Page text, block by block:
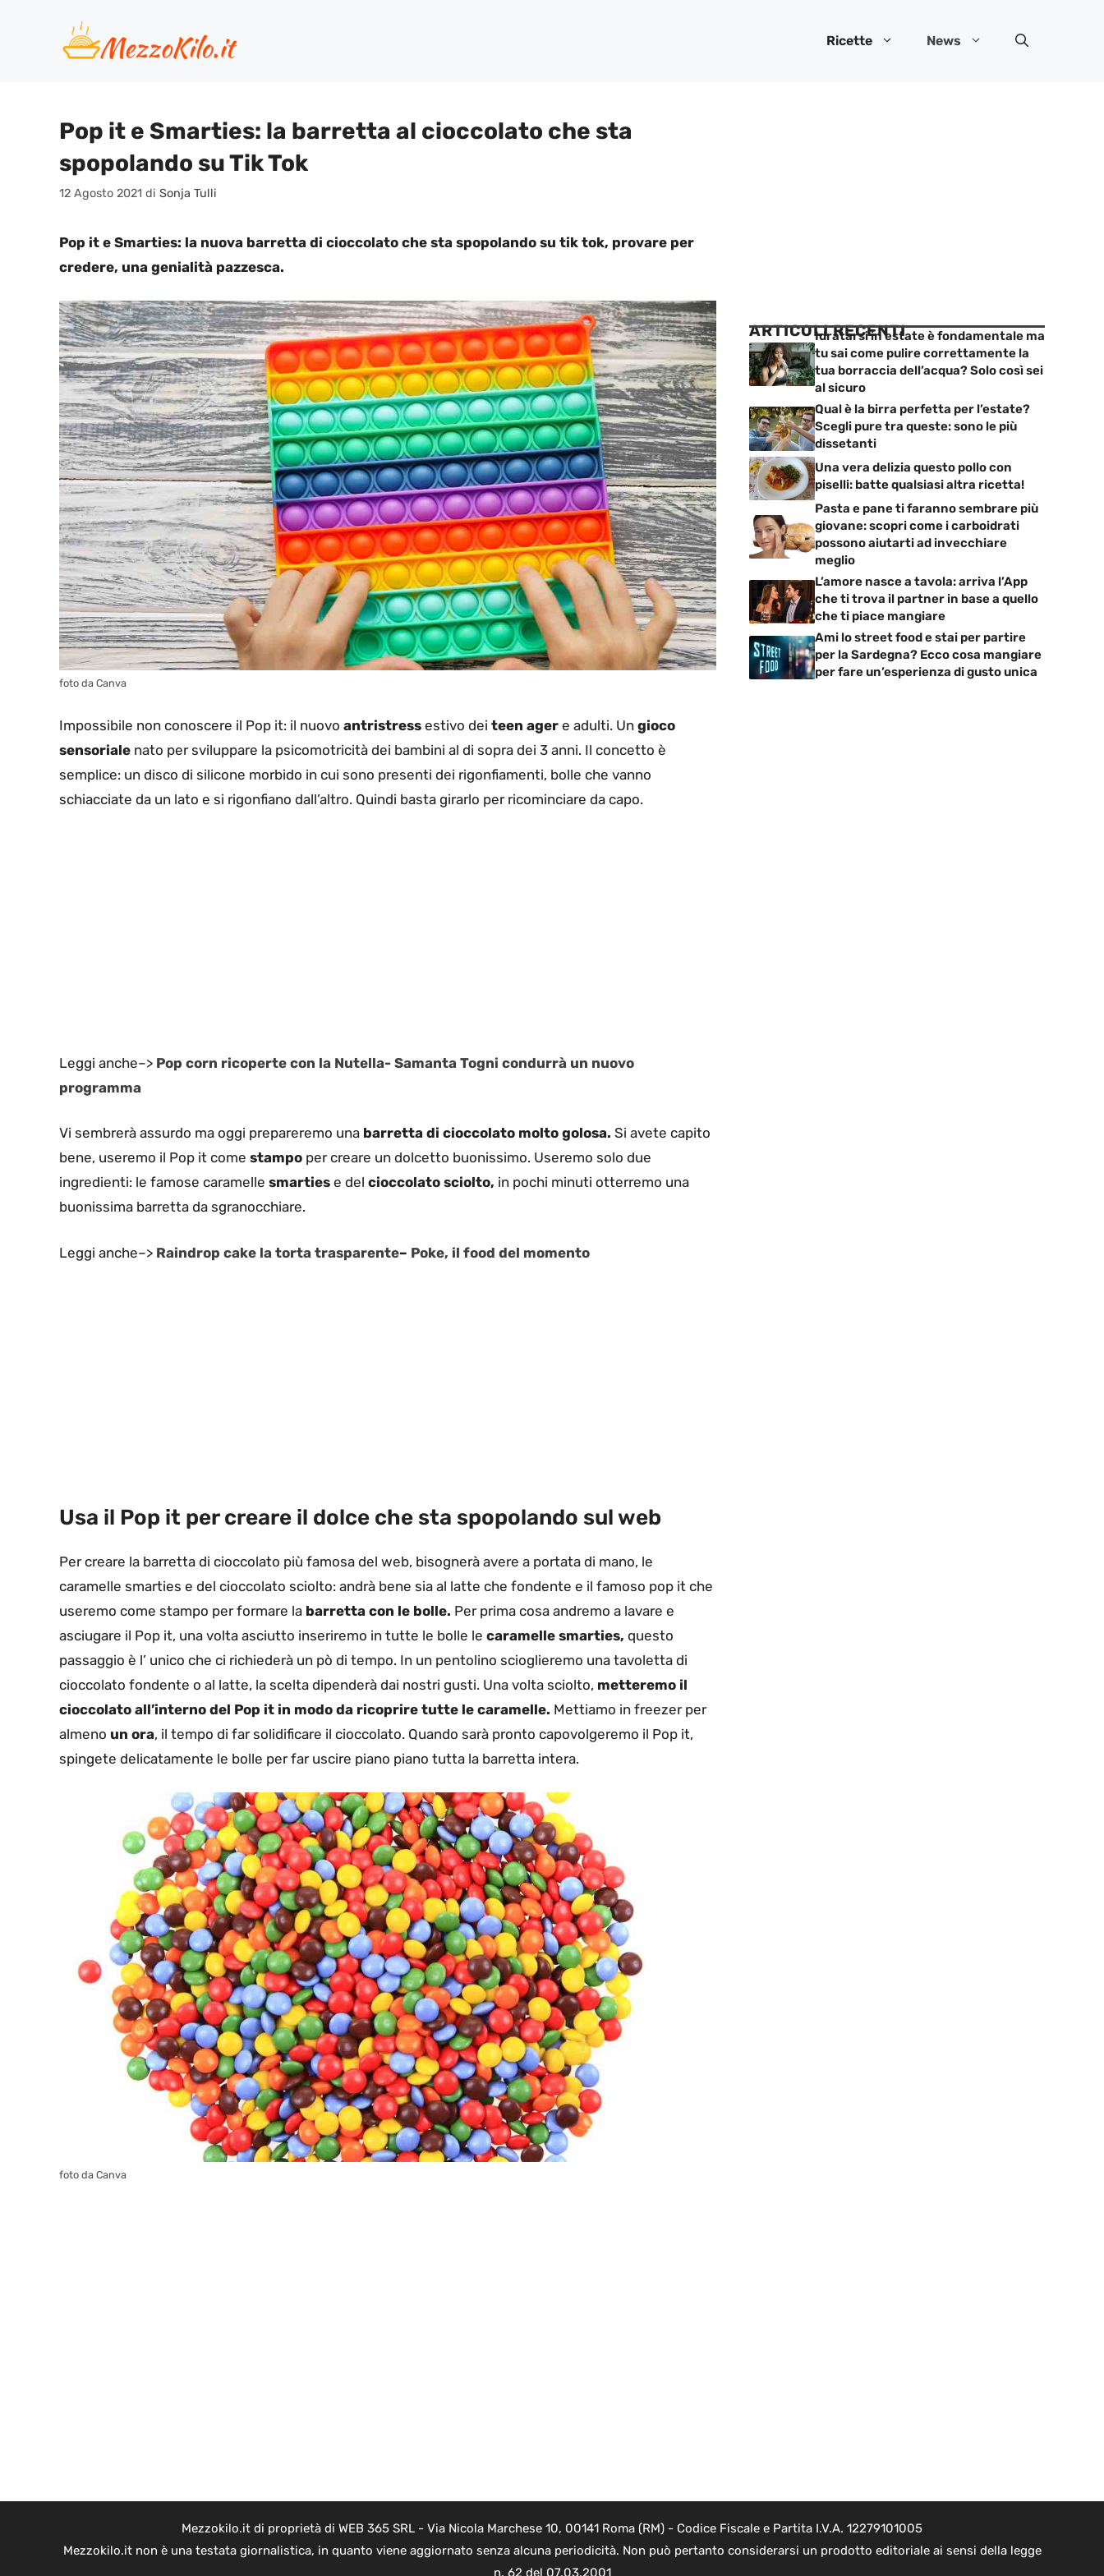
contenuto
Ricette News
Pop it e Smarties: la barretta al cioccolato che sta
spopolando su Tik Tok
12 Agosto 2021 di Sonja Tulli
Pop it e Smarties: la nuova barretta di cioccolato che sta spopolando su tik tok, provare per
credere, una genialità pazzesca.
foto da Canva
Impossibile non conoscere il Pop it: il nuovo antristress estivo dei teen ager e adulti. Un gioco
sensoriale nato per sviluppare la psicomotricità dei bambini al di sopra dei 3 anni. Il concetto è
semplice: un disco di silicone morbido in cui sono presenti dei rigonfiamenti, bolle che vanno
schiacciate da un lato e si rigonfiano dall’altro. Quindi basta girarlo per ricominciare da capo.
Leggi anche–> Pop corn ricoperte con la Nutella- Samanta Togni condurrà un nuovo
programma
Vi sembrerà assurdo ma oggi prepareremo una barretta di cioccolato molto golosa. Si avete capito
bene, useremo il Pop it come stampo per creare un dolcetto buonissimo. Useremo solo due
ingredienti: le famose caramelle smarties e del cioccolato sciolto, in pochi minuti otterremo una
buonissima barretta da sgranocchiare.
Leggi anche–> Raindrop cake la torta trasparente– Poke, il food del momento
Usa il Pop it per creare il dolce che sta spopolando sul web
Per creare la barretta di cioccolato più famosa del web, bisognerà avere a portata di mano, le
caramelle smarties e del cioccolato sciolto: andrà bene sia al latte che fondente e il famoso pop it che
useremo come stampo per formare la barretta con le bolle. Per prima cosa andremo a lavare e
asciugare il Pop it, una volta asciutto inseriremo in tutte le bolle le caramelle smarties, questo
passaggio è l’ unico che ci richiederà un pò di tempo. In un pentolino scioglieremo una tavoletta di
cioccolato fondente o al latte, la scelta dipenderà dai nostri gusti. Una volta sciolto, metteremo il
cioccolato all’interno del Pop it in modo da ricoprire tutte le caramelle. Mettiamo in freezer per
almeno un ora, il tempo di far solidificare il cioccolato. Quando sarà pronto capovolgeremo il Pop it,
spingete delicatamente le bolle per far uscire piano piano tutta la barretta intera.
foto da Canva
ARTICOLI RECENTI
Idratarsi in estate è fondamentale ma
tu sai come pulire correttamente la
tua borraccia dell’acqua? Solo così sei
al sicuro
Qual è la birra perfetta per l’estate?
Scegli pure tra queste: sono le più
dissetanti
Una vera delizia questo pollo con
piselli: batte qualsiasi altra ricetta!
Pasta e pane ti faranno sembrare più
giovane: scopri come i carboidrati
possono aiutarti ad invecchiare
meglio
L’amore nasce a tavola: arriva l’App
che ti trova il partner in base a quello
che ti piace mangiare
Ami lo street food e stai per partire
per la Sardegna? Ecco cosa mangiare
per fare un’esperienza di gusto unica
Mezzokilo.it di proprietà di WEB 365 SRL - Via Nicola Marchese 10, 00141 Roma (RM) - Codice Fiscale e Partita I.V.A. 12279101005
Mezzokilo.it non è una testata giornalistica, in quanto viene aggiornato senza alcuna periodicità. Non può pertanto considerarsi un prodotto editoriale ai sensi della legge
n. 62 del 07.03.2001